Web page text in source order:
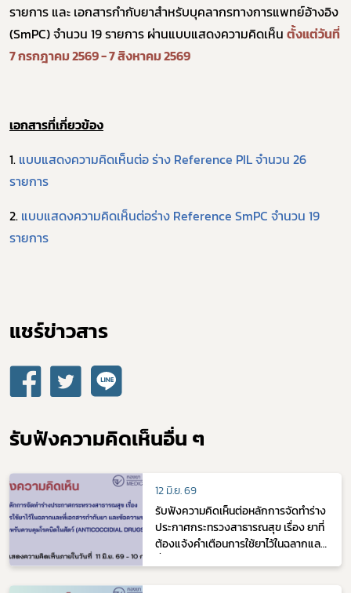
รายการ และ เอกสารกำกับยาสำหรับบุคลากรทางการแพทย์อ้างอิง
(SmPC) จำนวน 19 รายการ ผ่านแบบแสดงความคิดเห็น ตั้งแต่วันที่
7 กรกฎาคม 2569 - 7 สิงหาคม 2569
เอกสารที่เกี่ยวข้อง
1. แบบแสดงความคิดเห็นต่อ ร่าง Reference PIL จำนวน 26
รายการ
2. แบบแสดงความคิดเห็นต่อร่าง Reference SmPC จำนวน 19
รายการ
แชร์ข่าวสาร​
รับฟังความคิดเห็นอื่น ๆ
12 มิ.ย. 69
รับฟังความคิดเห็นต่อหลักการจัดทำร่าง
ประกาศกระทรวงสาธารณสุข เรื่อง ยาที่
ต้องแจ้งคำเตือนการใช้ยาไว้ในฉลากและ
Subscribe